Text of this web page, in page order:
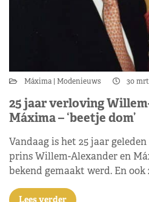
Máxima Modenieuws 30
25 jaar verloving
Máxima – ‘beetje dom’
Vandaag is het 25 jaar
prins Willem-Alexander en
bekend gemaakt werd. En
Lees verder